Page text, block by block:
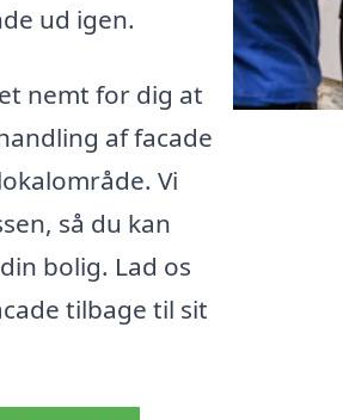
ud igen.
nemt for dig at
af facade
Vi
så du kan
bolig. Lad os
tilbage til sit